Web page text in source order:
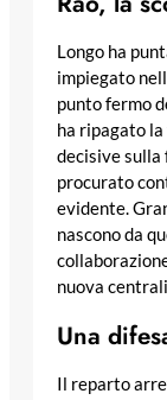
Longo ha
impiegato
punto fermo
ha ripagato
decisive sulla
procurato
evidente.
nascono da
nuova
Una
Il reparto